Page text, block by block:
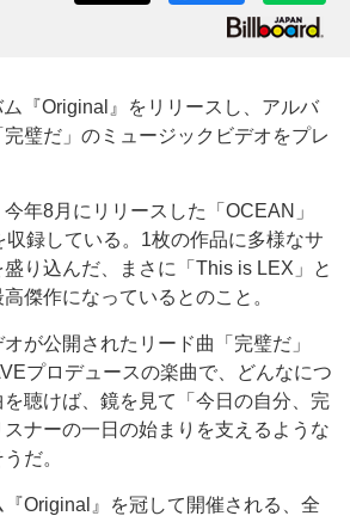
『Original』をリリースし、アルバ
璧だ」のミュージックビデオをプレ
年8月にリリースした「OCEAN」
収録している。1枚の作品に多様なサ
り込んだ、まさに「This is LEX」と
傑作になっているとのこと。
が公開されたリード曲「完璧だ」
プロデュースの楽曲で、どんなにつ
聴けば、鏡を見て「今日の自分、完
ナーの一日の始まりを支えるような
だ。
Original』を冠して開催される、全